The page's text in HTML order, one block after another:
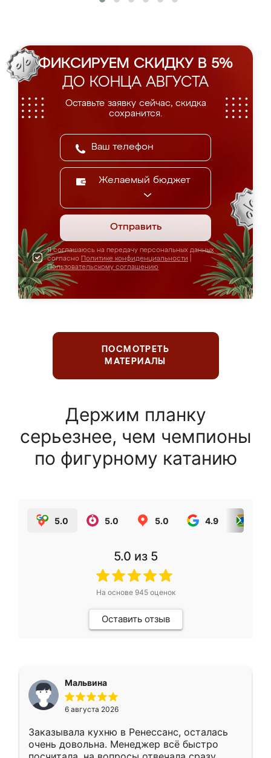
ФИКСИРУЕМ СКИДКУ В 5%
ДО КОНЦА АВГУСТА
Оставьте заявку сейчас, скидка
сохранится.
Желаемый бюджет
Отправить
Я соглашаюсь на передачу персональных данных
согласно Политике конфиденциальности
Пользовательскому соглашению
ПОСМОТРЕТЬ
МАТЕРИАЛЫ
Держим планку
серьезнее, чем чемпионы
по фигурному катанию
5.0 5.0 5.0 4.9
5.0 из 5
На основе 945оценок
Оставить отзыв
Мальвина
6 августа 2026
Заказывала кухню в Ренессанс, осталась
очень довольна. Менеджер всё быстро